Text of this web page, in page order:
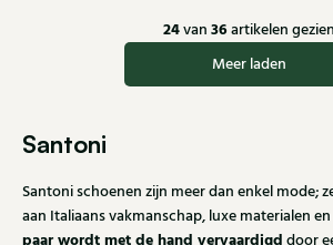
24van 36artikelen gezien
Meer laden
Santoni
Santoni schoenen zijn meer dan enkel mode;
aan Italiaans vakmanschap, luxe materialen
paar wordt met de hand vervaardigd door